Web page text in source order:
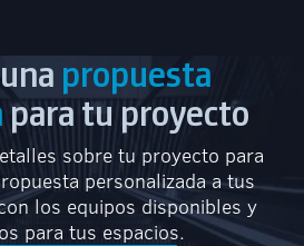
propuesta
para tu proyecto
sobre tu proyecto para
personalizada a tus
los equipos disponibles y
para tus espacios.